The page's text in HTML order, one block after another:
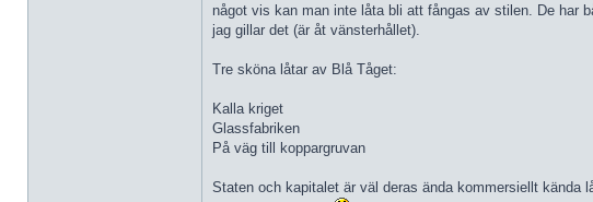
något vis kan man inte låta bli att fångas av stilen. De har
jag gillar det (är åt vänsterhållet).
Tre sköna låtar av Blå Tåget:
Kalla kriget
Glassfabriken
På väg till koppargruvan
Staten och kapitalet är väl deras ända kommersiellt